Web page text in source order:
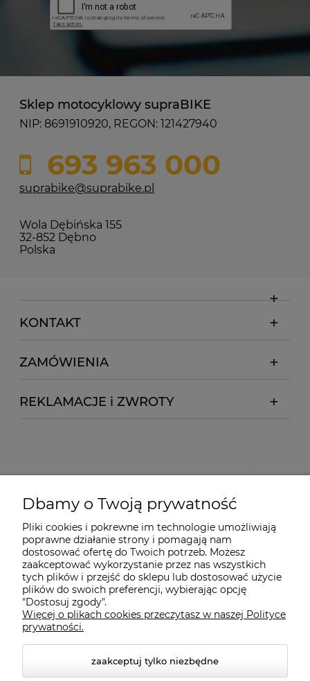
Sklep motocyklowy supraBIKE
NIP: 8691910920, REGON: 121427940
693 963 000
suprabike@suprabike.pl
Wola Dębińska 155
32-852 Dębno
Polska
KONTAKT
ZAMÓWIENIA
REKLAMACJE i ZWROTY
Dbamy o Twoją prywatność
Pliki cookies i pokrewne im technologie umożliwiają
poprawne działanie strony i pomagają nam
dostosować ofertę do Twoich potrzeb. Możesz
zaakceptować wykorzystanie przez nas wszystkich
tych plików i przejść do sklepu lub dostosować użycie
plików do swoich preferencji, wybierając opcję
"Dostosuj zgody".
Więcej o plikach cookies przeczytasz w naszej Polityce
prywatności.
zaakceptuj tylko niezbędne